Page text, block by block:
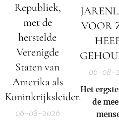
Republiek,
met de
herstelde
Verenigde
Staten van
Amerika als
Koninkrijksleider.
06-08-2026
VOOR
06-08-
Het
de